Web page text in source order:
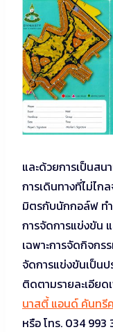
และด้วยการเป็นส
การเดินทางที่ไม่ไก
มิตรกับนักกอล์ฟ ท
การจัดการแข่งขัน
เฉพาะการจัดกิจก
จัดการแข่งขันเป็น
ติดตามรายละเอีย
นาสตี้ แอนด์ คันทรี
หรือ โทร. 034 993